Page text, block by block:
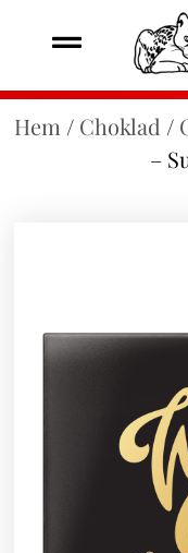
Hem / Choklad /
–